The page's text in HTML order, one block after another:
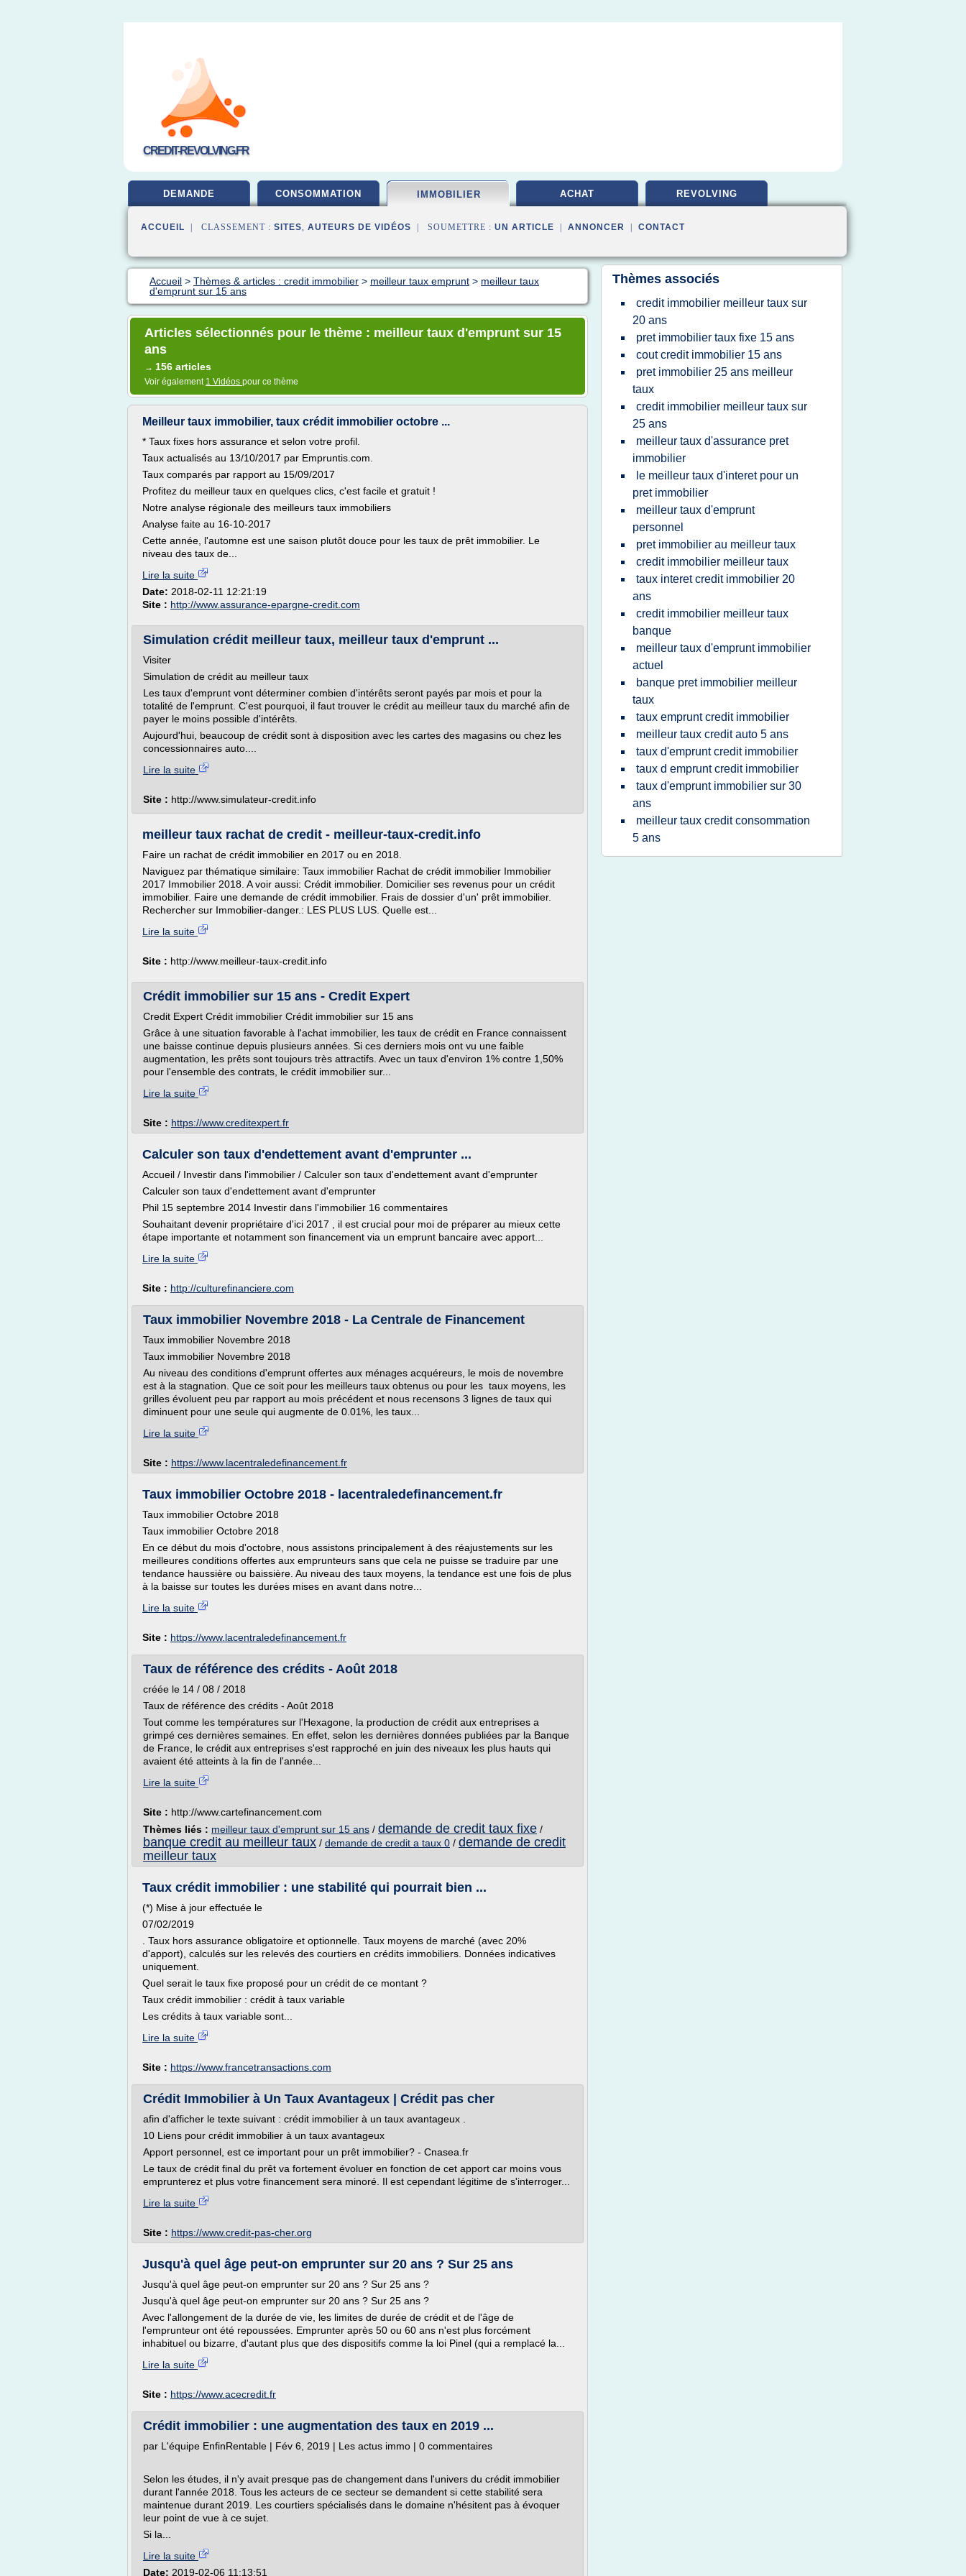
CREDIT-REVOLVING.FR
DEMANDE CONSOMMATION IMMOBILIER ACHAT REVOLVING
ACCUEIL | CLASSEMENT : SITES, AUTEURS DE VIDÉOS | SOUMETTRE : UN ARTICLE ANNONCER CONTACT
Accueil > Thèmes & articles : credit immobilier > meilleur taux emprunt > meilleur taux
d'emprunt sur 15 ans
Articles sélectionnés pour le thème : meilleur taux d'emprunt sur 15
ans
→ 156 articles
Voir également 1 Vidéos pour ce thème
Meilleur taux immobilier, taux crédit immobilier octobre ...
* Taux fixes hors assurance et selon votre profil.
Taux actualisés au 13/10/2017 par Empruntis.com.
Taux comparés par rapport au 15/09/2017
Profitez du meilleur taux en quelques clics, c'est facile et gratuit !
Notre analyse régionale des meilleurs taux immobiliers
Analyse faite au 16-10-2017
Cette année, l'automne est une saison plutôt douce pour les taux de prêt immobilier. Le
niveau des taux de...
Lire la suite
Date: 2018-02-11 12:21:19
Site : http://www.assurance-epargne-credit.com
Simulation crédit meilleur taux, meilleur taux d'emprunt ...
Visiter
Simulation de crédit au meilleur taux
Les taux d'emprunt vont déterminer combien d'intérêts seront payés par mois et pour la
totalité de l'emprunt. C'est pourquoi, il faut trouver le crédit au meilleur taux du marché afin de
payer le moins possible d'intérêts.
Aujourd'hui, beaucoup de crédit sont à disposition avec les cartes des magasins ou chez les
concessionnaires auto....
Lire la suite
Site : http://www.simulateur-credit.info
meilleur taux rachat de credit - meilleur-taux-credit.info
Faire un rachat de crédit immobilier en 2017 ou en 2018.
Naviguez par thématique similaire: Taux immobilier Rachat de crédit immobilier Immobilier
2017 Immobilier 2018. A voir aussi: Crédit immobilier. Domicilier ses revenus pour un crédit
immobilier. Faire une demande de crédit immobilier. Frais de dossier d'un' prêt immobilier.
Rechercher sur Immobilier-danger.: LES PLUS LUS. Quelle est...
Lire la suite
Site : http://www.meilleur-taux-credit.info
Crédit immobilier sur 15 ans - Credit Expert
Credit Expert Crédit immobilier Crédit immobilier sur 15 ans
Grâce à une situation favorable à l'achat immobilier, les taux de crédit en France connaissent
une baisse continue depuis plusieurs années. Si ces derniers mois ont vu une faible
augmentation, les prêts sont toujours très attractifs. Avec un taux d'environ 1% contre 1,50%
pour l'ensemble des contrats, le crédit immobilier sur...
Lire la suite
Site : https://www.creditexpert.fr
Calculer son taux d'endettement avant d'emprunter ...
Accueil / Investir dans l'immobilier / Calculer son taux d'endettement avant d'emprunter
Calculer son taux d'endettement avant d'emprunter
Phil 15 septembre 2014 Investir dans l'immobilier 16 commentaires
Souhaitant devenir propriétaire d'ici 2017 , il est crucial pour moi de préparer au mieux cette
étape importante et notamment son financement via un emprunt bancaire avec apport...
Lire la suite
Site : http://culturefinanciere.com
Taux immobilier Novembre 2018 - La Centrale de Financement
Taux immobilier Novembre 2018
Taux immobilier Novembre 2018
Au niveau des conditions d'emprunt offertes aux ménages acquéreurs, le mois de novembre
est à la stagnation. Que ce soit pour les meilleurs taux obtenus ou pour les taux moyens, les
grilles évoluent peu par rapport au mois précédent et nous recensons 3 lignes de taux qui
diminuent pour une seule qui augmente de 0.01%, les taux...
Lire la suite
Site : https://www.lacentraledefinancement.fr
Taux immobilier Octobre 2018 - lacentraledefinancement.fr
Taux immobilier Octobre 2018
Taux immobilier Octobre 2018
En ce début du mois d'octobre, nous assistons principalement à des réajustements sur les
meilleures conditions offertes aux emprunteurs sans que cela ne puisse se traduire par une
tendance haussière ou baissière. Au niveau des taux moyens, la tendance est une fois de plus
à la baisse sur toutes les durées mises en avant dans notre...
Lire la suite
Site : https://www.lacentraledefinancement.fr
Taux de référence des crédits - Août 2018
créée le 14 / 08 / 2018
Taux de référence des crédits - Août 2018
Tout comme les températures sur l'Hexagone, la production de crédit aux entreprises a
grimpé ces dernières semaines. En effet, selon les dernières données publiées par la Banque
de France, le crédit aux entreprises s'est rapproché en juin des niveaux les plus hauts qui
avaient été atteints à la fin de l'année...
Lire la suite
Site : http://www.cartefinancement.com
Thèmes liés : meilleur taux d'emprunt sur 15 ans / demande de credit taux fixe /
banque credit au meilleur taux / demande de credit a taux 0 / demande de credit
meilleur taux
Taux crédit immobilier : une stabilité qui pourrait bien ...
(*) Mise à jour effectuée le
07/02/2019
. Taux hors assurance obligatoire et optionnelle. Taux moyens de marché (avec 20%
d'apport), calculés sur les relevés des courtiers en crédits immobiliers. Données indicatives
uniquement.
Quel serait le taux fixe proposé pour un crédit de ce montant ?
Taux crédit immobilier : crédit à taux variable
Les crédits à taux variable sont...
Lire la suite
Site : https://www.francetransactions.com
Crédit Immobilier à Un Taux Avantageux | Crédit pas cher
afin d'afficher le texte suivant : crédit immobilier à un taux avantageux .
10 Liens pour crédit immobilier à un taux avantageux
Apport personnel, est ce important pour un prêt immobilier? - Cnasea.fr
Le taux de crédit final du prêt va fortement évoluer en fonction de cet apport car moins vous
emprunterez et plus votre financement sera minoré. Il est cependant légitime de s'interroger...
Lire la suite
Site : https://www.credit-pas-cher.org
Jusqu'à quel âge peut-on emprunter sur 20 ans ? Sur 25 ans
Jusqu'à quel âge peut-on emprunter sur 20 ans ? Sur 25 ans ?
Jusqu'à quel âge peut-on emprunter sur 20 ans ? Sur 25 ans ?
Avec l'allongement de la durée de vie, les limites de durée de crédit et de l'âge de
l'emprunteur ont été repoussées. Emprunter après 50 ou 60 ans n'est plus forcément
inhabituel ou bizarre, d'autant plus que des dispositifs comme la loi Pinel (qui a remplacé la...
Lire la suite
Site : https://www.acecredit.fr
Crédit immobilier : une augmentation des taux en 2019 ...
par L'équipe EnfinRentable | Fév 6, 2019 | Les actus immo | 0 commentaires
Selon les études, il n'y avait presque pas de changement dans l'univers du crédit immobilier
durant l'année 2018. Tous les acteurs de ce secteur se demandent si cette stabilité sera
maintenue durant 2019. Les courtiers spécialisés dans le domaine n'hésitent pas à évoquer
leur point de vue à ce sujet.
Si la...
Lire la suite
Date: 2019-02-06 11:13:51
Thèmes associés
credit immobilier meilleur taux sur
20 ans
pret immobilier taux fixe 15 ans
cout credit immobilier 15 ans
pret immobilier 25 ans meilleur
taux
credit immobilier meilleur taux sur
25 ans
meilleur taux d'assurance pret
immobilier
le meilleur taux d'interet pour un
pret immobilier
meilleur taux d'emprunt
personnel
pret immobilier au meilleur taux
credit immobilier meilleur taux
taux interet credit immobilier 20
ans
credit immobilier meilleur taux
banque
meilleur taux d'emprunt immobilier
actuel
banque pret immobilier meilleur
taux
taux emprunt credit immobilier
meilleur taux credit auto 5 ans
taux d'emprunt credit immobilier
taux d emprunt credit immobilier
taux d'emprunt immobilier sur 30
ans
meilleur taux credit consommation
5 ans